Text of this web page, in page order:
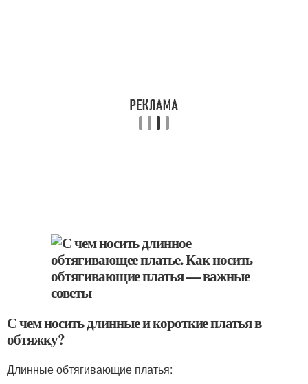
С чем носить длинные и короткие платья в
обтяжку?
Длинные обтягивающие платья: